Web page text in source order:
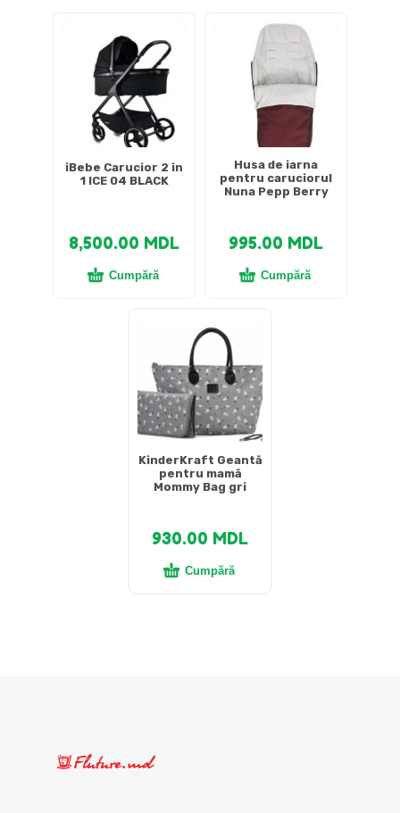
iBebe Carucior 2 in
1 ICE 04 BLACK
8,500.00 MDL
Cumpără
Husa de iarna
pentru caruciorul
Nuna Pepp Berry
995.00 MDL
Cumpără
KinderKraft Geantă
pentru mamă
Mommy Bag gri
930.00 MDL
Cumpără